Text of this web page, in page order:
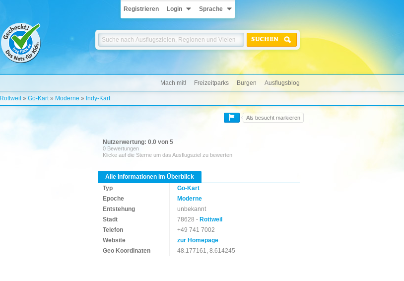
Registrieren Login Sprache
SUCHEN
Mach mit! Freizeitparks Burgen Ausflugsblog
Rottweil » Go-Kart» Moderne » Indy-Kart
Als besucht markieren
Nutzerwertung: 0.0 von 5
0 Bewertungen
Klicke auf die Sterne um das Ausflugsziel zu bewerten
Alle Informationen im Überblick
Typ
Go-Kart
Epoche
Moderne
Entstehung
unbekannt
Stadt
78628 - Rottweil
Telefon
+49 741 7002
Website
zur Homepage
Geo Koordinaten
48.177161, 8.614245